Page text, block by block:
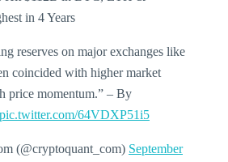
in 4 Years
reserves on major exchanges like
coincided with higher market
price momentum.” – By
pic.twitter.com/64VDXP51i5
(@cryptoquant_com) September